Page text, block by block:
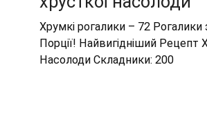
Хрумкі рогалики – 72 Рогалики
Порції! Найвигідніший Рецепт
Насолоди Складники: 200